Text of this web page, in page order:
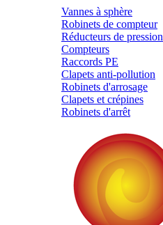
Vannes à sphère
Robinets de compteur
Réducteurs de pression
Compteurs
Raccords PE
Clapets anti-pollution
Robinets d'arrosage
Clapets et crépines
Robinets d'arrêt